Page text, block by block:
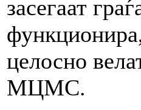
засегаат
целосно
МЦМС.